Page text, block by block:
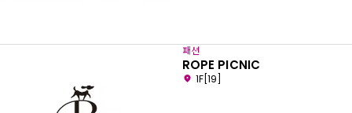
패션
ROPE PICNIC
1F[19]